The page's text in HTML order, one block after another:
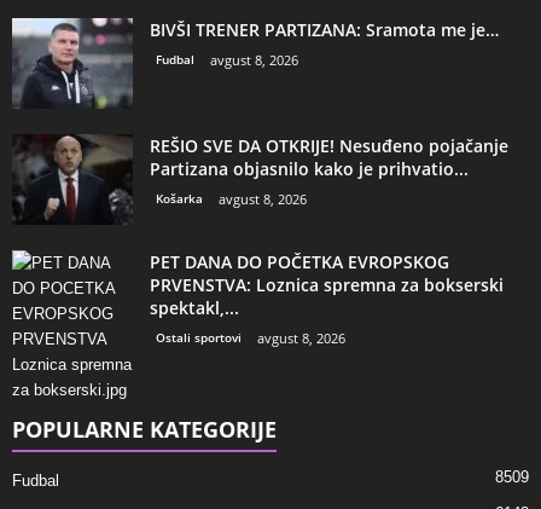
BIVŠI TRENER PARTIZANA: Sramota me je…
Fudbal avgust 8, 2026
REŠIO SVE DA OTKRIJE! Nesuđeno pojačanje
Partizana objasnilo kako je prihvatio...
Košarka avgust 8, 2026
PET DANA DO POČETKA EVROPSKOG
PRVENSTVA: Loznica spremna za bokserski
spektakl,...
Ostali sportovi avgust 8, 2026
POPULARNE KATEGORIJE
Fudbal 8509